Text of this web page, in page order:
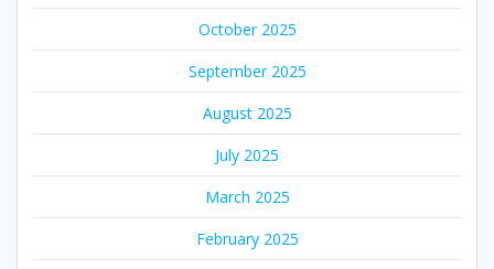
October 2025
September 2025
August 2025
July 2025
March 2025
February 2025